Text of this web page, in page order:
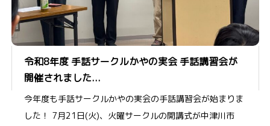
令和8年度 手話サークルかやの実会 手話講習会が
開催されました...
今年度も手話サークルかやの実会の手話講習会が始まりま
した！ 7月21日(火)、火曜サークルの開講式が中津川市